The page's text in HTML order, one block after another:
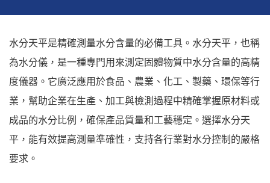
水分天平是精確測量水分含量的必備工具。水分天平，也稱
為水分儀，是一種專門用來測定固體物質中水分含量的高精
度儀器。它廣泛應用於食品、農業、化工、製藥、環保等行
業，幫助企業在生產、加工與檢測過程中精確掌握原材料或
成品的水分比例，確保產品質量和工藝穩定。選擇水分天
平，能有效提高測量準確性，支持各行業對水分控制的嚴格
要求。